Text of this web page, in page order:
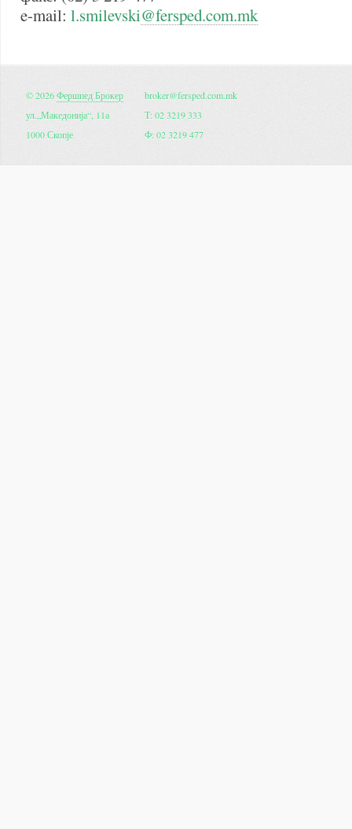
e-mail: l.smilevski@fersped.com.mk
© 2026Фершпед Брокер
ул.„Македонија“, 11а
1000 Скопје
broker@fersped.com.mk
Т: 02 3219 333
Ф: 02 3219 477